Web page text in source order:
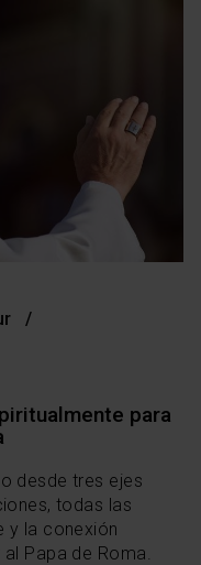
para
desde tres ejes
todas las
y la conexión
Papa de Roma.